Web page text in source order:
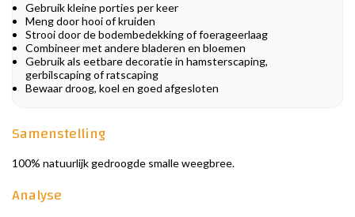
Gebruik kleine porties per keer
Meng door hooi of kruiden
Strooi door de bodembedekking of foerageerlaag
Combineer met andere bladeren en bloemen
Gebruik als eetbare decoratie in hamsterscaping,
gerbilscaping of ratscaping
Bewaar droog, koel en goed afgesloten
Samenstelling
100% natuurlijk gedroogde smalle weegbree.
Analyse